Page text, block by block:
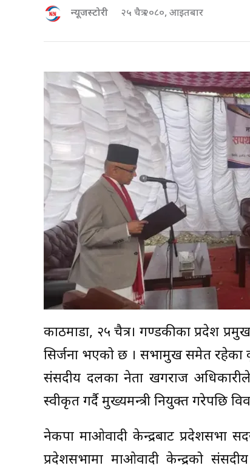
न्यूजस्टोरी २५ चैत्र २०८०, आइतबार
काठमाडौं, २५ चैत्र। गण्डकीका प्रदेश
सिर्जना भएको छ । सभामुख समेत रहेका
संसदीय दलका नेता खगराज
स्वीकृत गर्दै मुख्यमन्त्री नियुक्त गरेपछि
नेकपा माओवादी केन्द्रबाट प्रदेशसभा
प्रदेशसभामा माओवादी केन्द्रको